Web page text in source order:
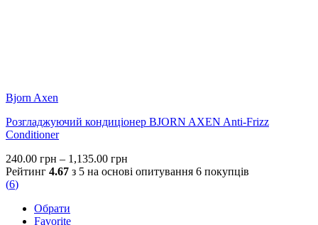
Bjorn Axen
Розгладжуючий кондиціонер BJORN AXEN Anti-Frizz
Conditioner
240.00 грн – 1,135.00 грн
range:
Рейтинг 4.67 з 5 на основі опитування 6 покупців
(6)
Обрати
Favorite